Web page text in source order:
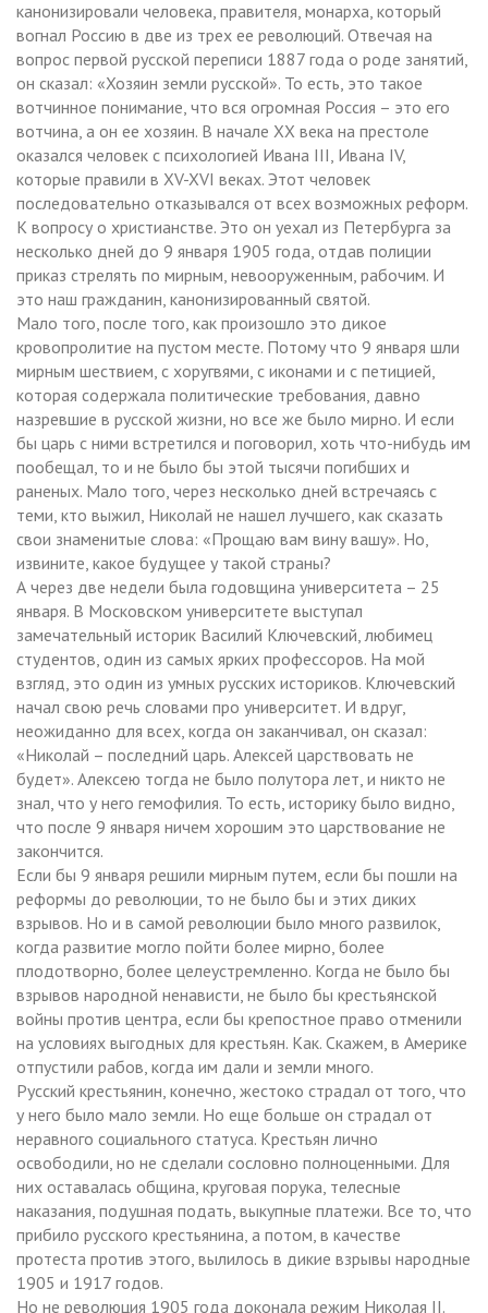
канонизировали человека, правителя, монарха, который
вогнал Россию в две из трех ее революций. Отвечая на
вопрос первой русской переписи 1887 года о роде занятий,
он сказал: «Хозяин земли русской». То есть, это такое
вотчинное понимание, что вся огромная Россия – это его
вотчина, а он ее хозяин. В начале ХХ века на престоле
оказался человек с психологией Ивана III, Ивана IV,
которые правили в XV-XVI веках. Этот человек
последовательно отказывался от всех возможных реформ.
К вопросу о христианстве. Это он уехал из Петербурга за
несколько дней до 9 января 1905 года, отдав полиции
приказ стрелять по мирным, невооруженным, рабочим. И
это наш гражданин, канонизированный святой.
Мало того, после того, как произошло это дикое
кровопролитие на пустом месте. Потому что 9 января шли
мирным шествием, с хоругвями, с иконами и с петицией,
которая содержала политические требования, давно
назревшие в русской жизни, но все же было мирно. И если
бы царь с ними встретился и поговорил, хоть что-нибудь им
пообещал, то и не было бы этой тысячи погибших и
раненых. Мало того, через несколько дней встречаясь с
теми, кто выжил, Николай не нашел лучшего, как сказать
свои знаменитые слова: «Прощаю вам вину вашу». Но,
извините, какое будущее у такой страны?
А через две недели была годовщина университета – 25
января. В Московском университете выступал
замечательный историк Василий Ключевский, любимец
студентов, один из самых ярких профессоров. На мой
взгляд, это один из умных русских историков. Ключевский
начал свою речь словами про университет. И вдруг,
неожиданно для всех, когда он заканчивал, он сказал:
«Николай – последний царь. Алексей царствовать не
будет». Алексею тогда не было полутора лет, и никто не
знал, что у него гемофилия. То есть, историку было видно,
что после 9 января ничем хорошим это царствование не
закончится.
Если бы 9 января решили мирным путем, если бы пошли на
реформы до революции, то не было бы и этих диких
взрывов. Но и в самой революции было много развилок,
когда развитие могло пойти более мирно, более
плодотворно, более целеустремленно. Когда не было бы
взрывов народной ненависти, не было бы крестьянской
войны против центра, если бы крепостное право отменили
на условиях выгодных для крестьян. Как. Скажем, в Америке
отпустили рабов, когда им дали и земли много.
Русский крестьянин, конечно, жестоко страдал от того, что
у него было мало земли. Но еще больше он страдал от
неравного социального статуса. Крестьян лично
освободили, но не сделали сословно полноценными. Для
них оставалась община, круговая порука, телесные
наказания, подушная подать, выкупные платежи. Все то, что
прибило русского крестьянина, а потом, в качестве
протеста против этого, вылилось в дикие взрывы народные
1905 и 1917 годов.
Но не революция 1905 года доконала режим Николая II.